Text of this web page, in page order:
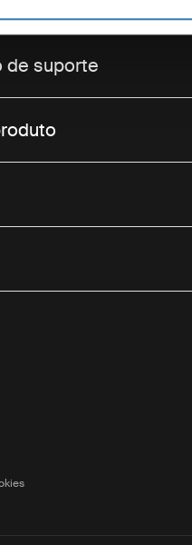
de suporte
Facebook (external
on Instagram
Thule on Youtube